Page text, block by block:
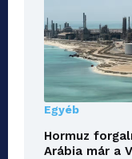
Egyéb
Hormuz
Arábia már a